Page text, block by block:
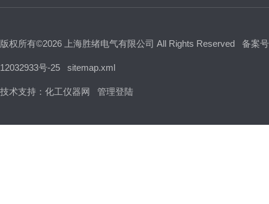
版权所有©2026 上海胜绪电气有限公司 All Rights Reserved 备案
12032933号-25 sitemap.xml
技术支持： 化工仪器网 管理登陆